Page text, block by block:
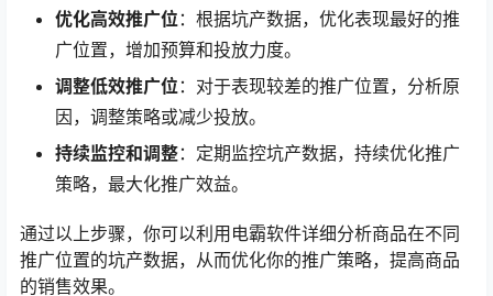
优化高效推广位 ：根据坑产数据，优化表现最好的推
广位置，增加预算和投放力度。
调整低效推广位 ：对于表现较差的推广位置，分析原
因，调整策略或减少投放。
持续监控和调整：定期监控坑产数据，持续优化推广
策略，最大化推广效益。
通过以上步骤，你可以利用电霸软件详细分析商品在不同
推广位置的坑产数据，从而优化你的推广策略，提高商品
的销售效果。